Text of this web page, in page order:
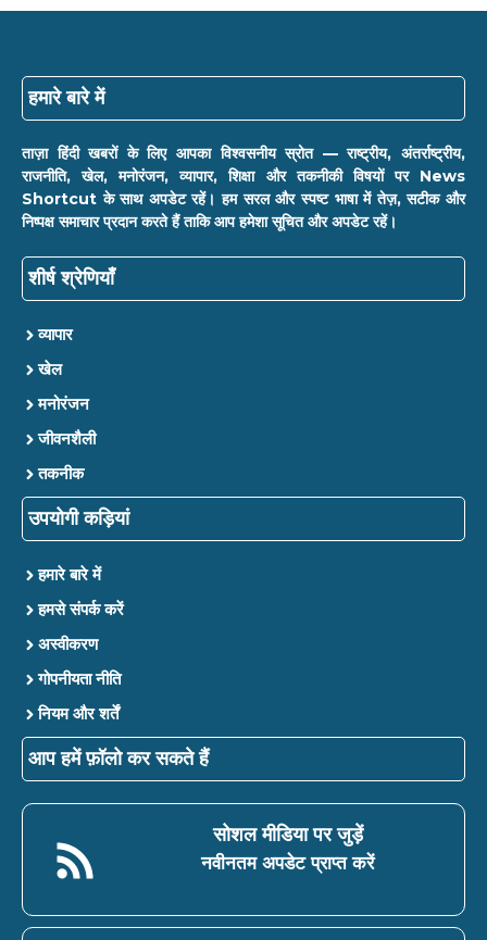
हमारे बारे में
ताज़ा हिंदी खबरों के लिए आपका विश्वसनीय स्रोत — राष्ट्रीय, अंतर्राष्ट्रीय,
राजनीति, खेल, मनोरंजन, व्यापार, शिक्षा और तकनीकी विषयों पर News
Shortcut के साथ अपडेट रहें। हम सरल और स्पष्ट भाषा में तेज़, सटीक और
निष्पक्ष समाचार प्रदान करते हैं ताकि आप हमेशा सूचित और अपडेट रहें।
शीर्ष श्रेणियाँ
व्यापार
खेल
मनोरंजन
जीवनशैली
तकनीक
उपयोगी कड़ियां
हमारे बारे में
हमसे संपर्क करें
अस्वीकरण
गोपनीयता नीति
नियम और शर्तें
आप हमें फ़ॉलो कर सकते हैं
सोशल मीडिया पर जुड़ें
नवीनतम अपडेट प्राप्त करें